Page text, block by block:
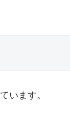
います。